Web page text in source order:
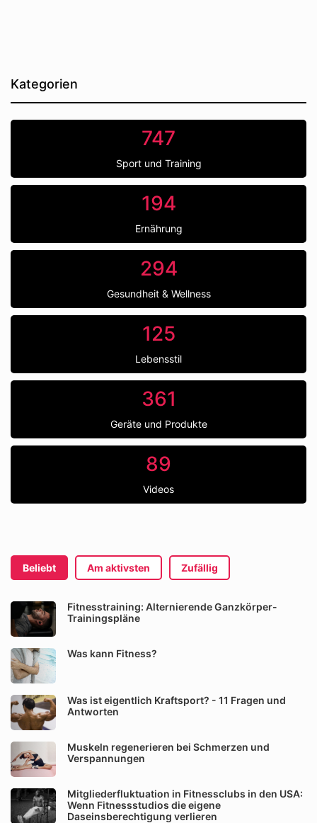
Kategorien
747
Sport und Training
194
Ernährung
294
Gesundheit & Wellness
125
Lebensstil
361
Geräte und Produkte
89
Videos
Beliebt Am aktivsten Zufällig
Fitnesstraining: Alternierende Ganzkörper-
Trainingspläne
Was kann Fitness?
Was ist eigentlich Kraftsport? - 11 Fragen und
Antworten
Muskeln regenerieren bei Schmerzen und
Verspannungen
Mitgliederfluktuation in Fitnessclubs in den USA:
Wenn Fitnessstudios die eigene
Daseinsberechtigung verlieren